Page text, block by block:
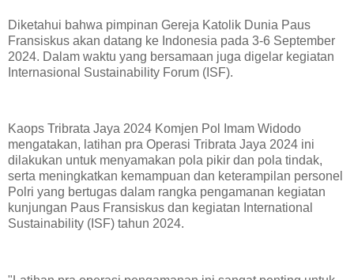
Diketahui bahwa pimpinan Gereja Katolik Dunia Paus
Fransiskus akan datang ke Indonesia pada 3-6 September
2024. Dalam waktu yang bersamaan juga digelar kegiatan
Internasional Sustainability Forum (ISF).
Kaops Tribrata Jaya 2024 Komjen Pol Imam Widodo
mengatakan, latihan pra Operasi Tribrata Jaya 2024 ini
dilakukan untuk menyamakan pola pikir dan pola tindak,
serta meningkatkan kemampuan dan keterampilan personel
Polri yang bertugas dalam rangka pengamanan kegiatan
kunjungan Paus Fransiskus dan kegiatan International
Sustainability (ISF) tahun 2024.